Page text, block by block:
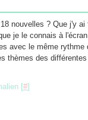
nouvelles ? Que j'y ai
je le connais à
avec le même rythme
thèmes des
[#]